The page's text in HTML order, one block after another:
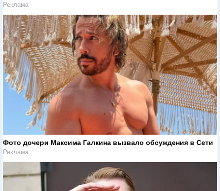
Реклама
Фото дочери Максима Галкина вызвало обсуждения в Сети
Реклама